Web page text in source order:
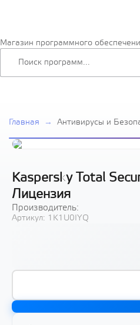
Магазин программного
Главная → Антивирусы и
Kaspersky Total
Лицензия
Производитель:
Артикул: 1K1U0IYQ